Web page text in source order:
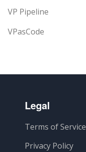
VP Pipeline
VPasCode
Legal
Terms of Service
Privacy Policy